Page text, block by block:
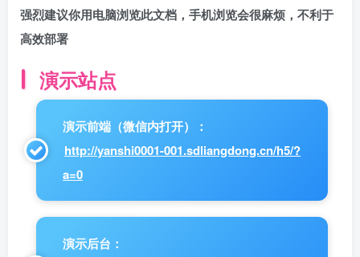
强烈建议你用电脑浏览此文档，手机浏览会很麻烦，不利于
高效部署
演示站点
演示前端（微信内打开）：
http://yanshi0001-001.sdliangdong.cn/h5/?
a=0
演示后台：